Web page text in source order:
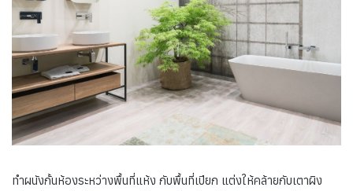
ทำผนังกั้นห้องระหว่างพื้นที่แห้ง กับพื้นที่เปียก แต่งให้คล้ายกับเตาผิง